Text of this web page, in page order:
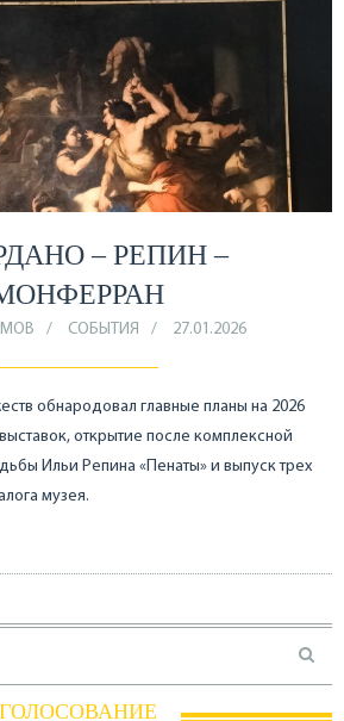
– РЕПИН –
СОБЫТИЯ 27.01.2026
обнародовал главные планы на 2026
открытие после комплексной
Ильи Репина «Пенаты» и выпуск трех
музея.
ГОЛОСОВАНИЕ